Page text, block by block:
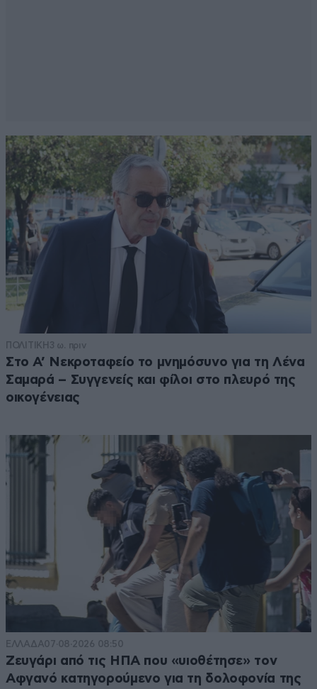
ΠΟΛΙΤΙΚΗ 3 ω. πριν
Στο Α’ Νεκροταφείο το μνημόσυνο για τη Λένα
Σαμαρά – Συγγενείς και φίλοι στο πλευρό της
οικογένειας
ΕΛΛΑΔΑ07·08·2026 08:50
Ζευγάρι από τις ΗΠΑ που «υιοθέτησε» τον
Αφγανό κατηγορούμενο για τη δολοφονία της